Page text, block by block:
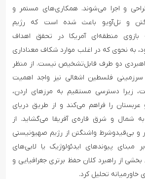
و اجرا می‌شوند. همکاری‌های مستمر و
و تل‌آویو باعث شده است که رژیم
بازوی منطقه‌ای آمریکا در تحقق اهداف
به نحوی که در اغلب موارد شکاف معناداری
دو طرف قابل‌تشخیص نیست. از منظر
سرزمینی فلسطین اشغالی نیز واجد اهمیت
زیرا دسترسی مستقیم به مرزهای اردن،
عربستان را فراهم می‌کند و از طریق دریای
شمال و شرق قاره‌ی آفریقا می‌گشاید. از
و بی‌قید‌وشرط واشنگتن از رژیم صهیونیستی
مبنای پیوندهای ایدئولوژیک یا لابی‌های
از راهبرد کلان حفظ برتری جغرافیایی و
تحلیل کرد.